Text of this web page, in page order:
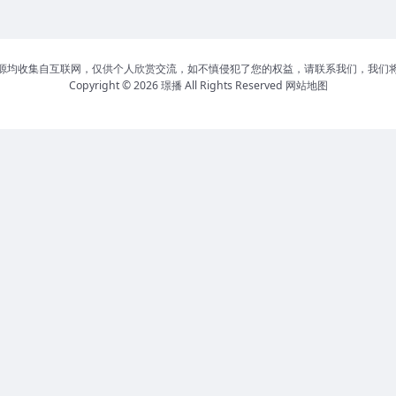
均收集自互联网，仅供个人欣赏交流，如不慎侵犯了您的权益，请联系我们，我们
Copyright © 2026璟播All Rights Reserved 网站地图